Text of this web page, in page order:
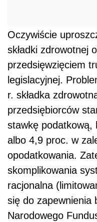
Oczywiście
składki zdrowotnej
przedsięwzięciem
legislacyjnej.
r. składka
przedsiębiorców
stawkę podatkową,
albo 4,9 proc. w
opodatkowania.
skomplikowania
racjonalna
się do zapewnienia
Narodowego